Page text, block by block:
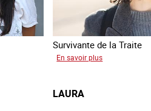
Survivante de la Traite
En savoir plus
LAURA